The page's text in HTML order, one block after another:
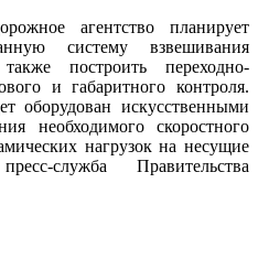
агентство планирует
систему взвешивания
построить переходно-
и габаритного контроля.
оборудован искусственными
необходимого скоростного
нагрузок на несущие
служба Правительства